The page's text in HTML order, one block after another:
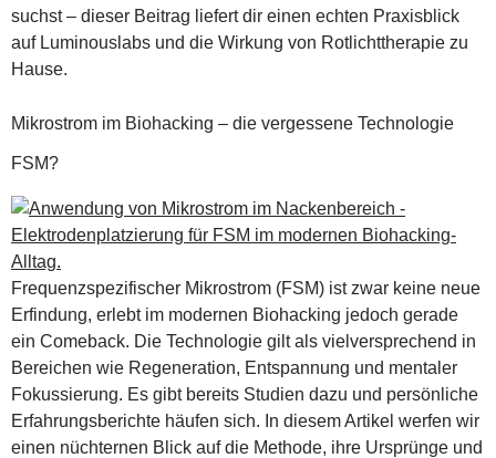
suchst – dieser Beitrag liefert dir einen echten Praxisblick
auf Luminouslabs und die Wirkung von Rotlichttherapie zu
Hause.
Mikrostrom im Biohacking – die vergessene Technologie
FSM?
Frequenzspezifischer Mikrostrom (FSM) ist zwar keine neue
Erfindung, erlebt im modernen Biohacking jedoch gerade
ein Comeback. Die Technologie gilt als vielversprechend in
Bereichen wie Regeneration, Entspannung und mentaler
Fokussierung. Es gibt bereits Studien dazu und persönliche
Erfahrungsberichte häufen sich. In diesem Artikel werfen wir
einen nüchternen Blick auf die Methode, ihre Ursprünge und